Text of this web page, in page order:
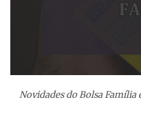
Novidades do Bolsa